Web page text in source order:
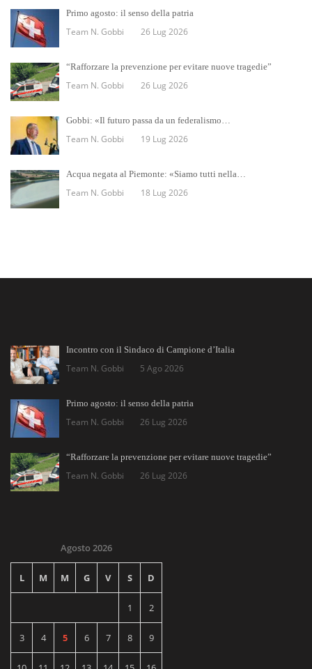
Primo agosto: il senso della patria
Team N. Gobbi 26 Lug 2026
“Rafforzare la prevenzione per evitare nuove tragedie”
Team N. Gobbi 26 Lug 2026
Gobbi: «Il futuro passa da un federalismo…
Team N. Gobbi 19 Lug 2026
Acqua negata al Piemonte: «Siamo tutti nella…
Team N. Gobbi 18 Lug 2026
Incontro con il Sindaco di Campione d’Italia
Team N. Gobbi 5 Ago 2026
Primo agosto: il senso della patria
Team N. Gobbi 26 Lug 2026
“Rafforzare la prevenzione per evitare nuove tragedie”
Team N. Gobbi 26 Lug 2026
Agosto 2026
L M M G V S D
1 2
3 4 5 6 7 8 9